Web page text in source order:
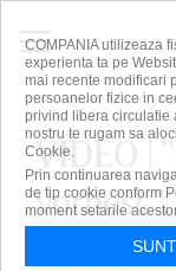
VIDEO |
COMPANIA utilizeaza
experienta ta pe
mai recente modificari
persoanelor fizice in
privind libera circulatie
nostru te rugam sa
Cookie.
Prin continuarea
de tip cookie conform
moment setarile